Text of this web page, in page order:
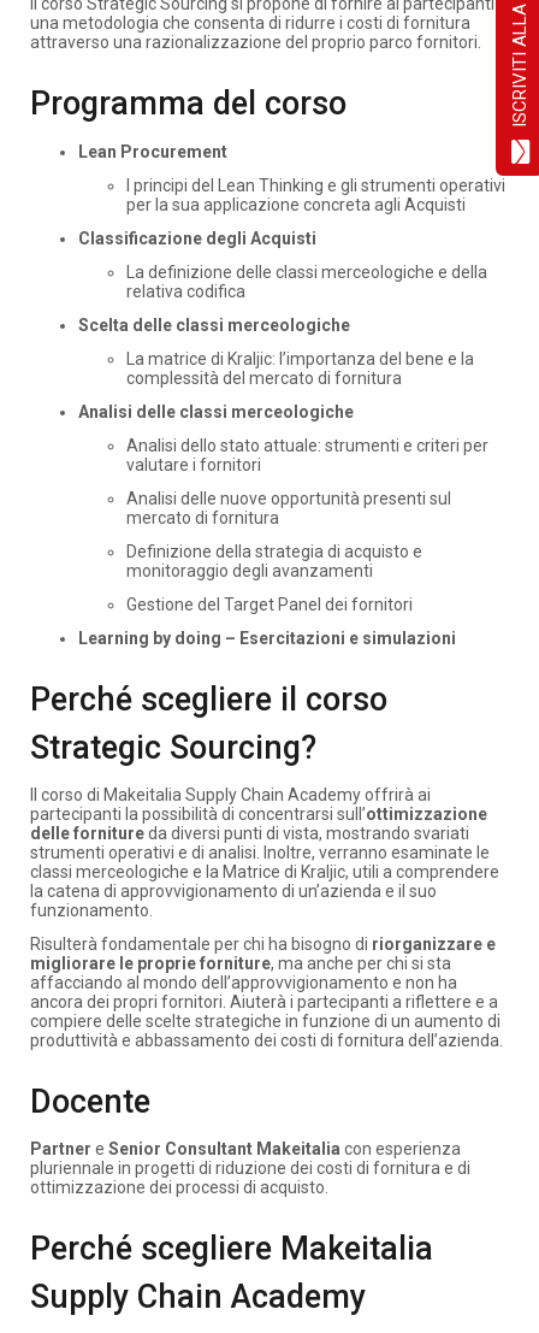
una metodologia che consenta di ridurre i costi di fornitura
attraverso una razionalizzazione del proprio parco fornitori.
Programma del corso
Lean Procurement
I principi del Lean Thinking e gli strumenti operativi
per la sua applicazione concreta agli Acquisti
Classificazione degli Acquisti
La definizione delle classi merceologiche e della
relativa codifica
Scelta delle classi merceologiche
La matrice di Kraljic: l’importanza del bene e la
complessità del mercato di fornitura
Analisi delle classi merceologiche
Analisi dello stato attuale: strumenti e criteri per
valutare i fornitori
Analisi delle nuove opportunità presenti sul
mercato di fornitura
Definizione della strategia di acquisto e
monitoraggio degli avanzamenti
Gestione del Target Panel dei fornitori
Learning by doing – Esercitazioni e simulazioni
Perché scegliere il corso
Strategic Sourcing?
Il corso di Makeitalia Supply Chain Academy offrirà ai
partecipanti la possibilità di concentrarsi sull’ottimizzazione
delle fornitureda diversi punti di vista, mostrando svariati
strumenti operativi e di analisi. Inoltre, verranno esaminate le
classi merceologiche e la Matrice di Kraljic, utili a comprendere
la catena di approvvigionamento di un’azienda e il suo
funzionamento.
Risulterà fondamentale per chi ha bisogno di riorganizzare e
migliorare le proprie forniture, ma anche per chi si sta
affacciando al mondo dell’approvvigionamento e non ha
ancora dei propri fornitori. Aiuterà i partecipanti a riflettere e a
compiere delle scelte strategiche in funzione di un aumento di
produttività e abbassamento dei costi di fornitura dell’azienda.
Docente
Partner e Senior Consultant Makeitalia con esperienza
pluriennale in progetti di riduzione dei costi di fornitura e di
ottimizzazione dei processi di acquisto.
Perché scegliere Makeitalia
Supply Chain Academy